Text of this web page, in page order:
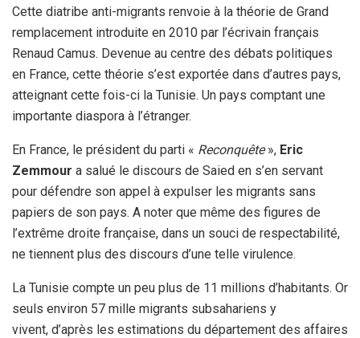
Cette diatribe anti-migrants renvoie à la théorie de Grand
remplacement introduite en 2010 par l’écrivain français
Renaud Camus. Devenue au centre des débats politiques
en France, cette théorie s’est exportée dans d’autres pays,
atteignant cette fois-ci la Tunisie. Un pays comptant une
importante diaspora à l’étranger.
En France, le président du parti « Reconquête», Eric
Zemmour a salué le discours de Saied en s’en servant
pour défendre son appel à expulser les migrants sans
papiers de son pays. A noter que même des figures de
l’extrême droite française, dans un souci de respectabilité,
ne tiennent plus des discours d’une telle virulence.
La Tunisie compte un peu plus de 11 millions d’habitants. Or
seuls environ 57 mille migrants subsahariens y
vivent, d’après les estimations du département des affaires